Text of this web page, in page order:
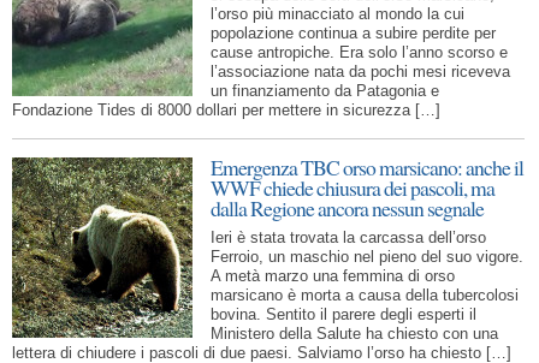
l’orso più minacciato al mondo la cui
popolazione continua a subire perdite per
cause antropiche. Era solo l’anno scorso e
l’associazione nata da pochi mesi riceveva
un finanziamento da Patagonia e
Fondazione Tides di 8000 dollari per mettere in sicurezza […]
Emergenza TBC orso marsicano: anche il
WWF chiede chiusura dei pascoli, ma
dalla Regione ancora nessun segnale
Ieri è stata trovata la carcassa dell’orso
Ferroio, un maschio nel pieno del suo vigore.
A metà marzo una femmina di orso
marsicano è morta a causa della tubercolosi
bovina. Sentito il parere degli esperti il
Ministero della Salute ha chiesto con una
lettera di chiudere i pascoli di due paesi. Salviamo l’orso ha chiesto […]